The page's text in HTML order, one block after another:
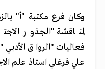
وكان فرع مكتبة "أ"
لمناقشة "الجذور
فعاليات "الرواق
علي فرغلي استاذ علم